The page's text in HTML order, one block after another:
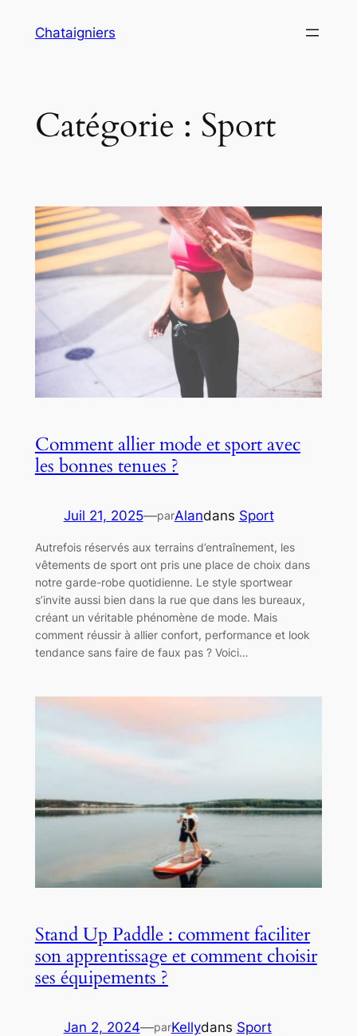
Chataigniers
Catégorie : Sport
Comment allier mode et sport avec
les bonnes tenues ?
Juil 21, 2025—parAlandans Sport
Autrefois réservés aux terrains d’entraînement, les
vêtements de sport ont pris une place de choix dans
notre garde-robe quotidienne. Le style sportwear
s’invite aussi bien dans la rue que dans les bureaux,
créant un véritable phénomène de mode. Mais
comment réussir à allier confort, performance et look
tendance sans faire de faux pas ? Voici…
Stand Up Paddle : comment faciliter
son apprentissage et comment choisir
ses équipements ?
Jan 2, 2024—parKellydans Sport